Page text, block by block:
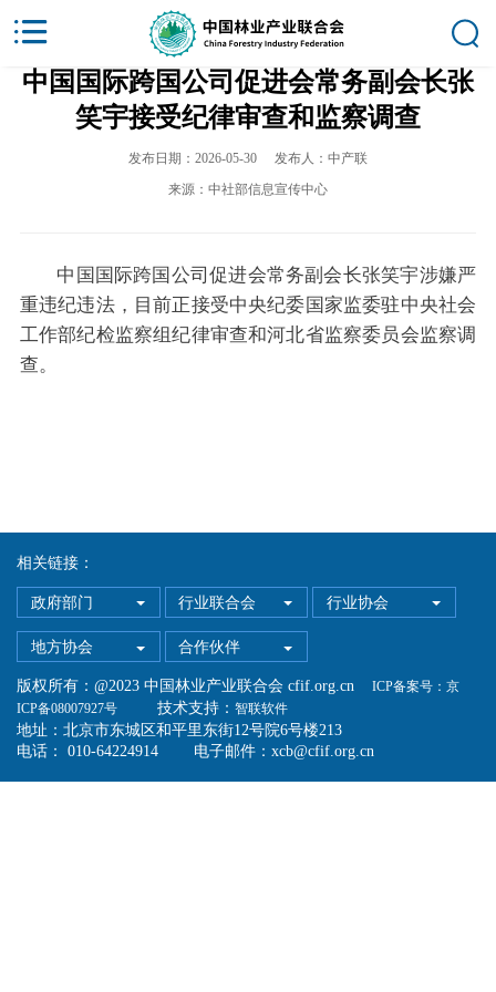
中国国际跨国公司促进会常务副会长张
笑宇接受纪律审查和监察调查
发布日期：2026-05-30
发布人：中产联
来源：中社部信息宣传中心
中国国际跨国公司促进会常务副会长张笑宇涉嫌严
重违纪违法，目前正接受中央纪委国家监委驻中央社会
工作部纪检监察组纪律审查和河北省监察委员会监察调
查。
相关链接：
政府部门 行业联合会 行业协会
地方协会 合作伙伴
版权所有：@2023 中国林业产业联合会 cfif.org.cn
ICP备案号：京
ICP备08007927号技术支持： 智联软件
地址：北京市东城区和平里东街12号院6号楼213
电话： 010-64224914 电子邮件：xcb@cfif.org.cn